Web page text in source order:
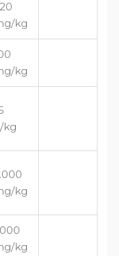
kg
kg
kg
kg
kg